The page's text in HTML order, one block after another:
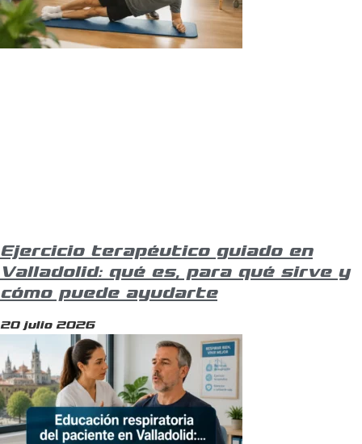
Ejercicio terapéutico guiado en
Valladolid: qué es, para qué sirve y
cómo puede ayudarte
20 julio 2026